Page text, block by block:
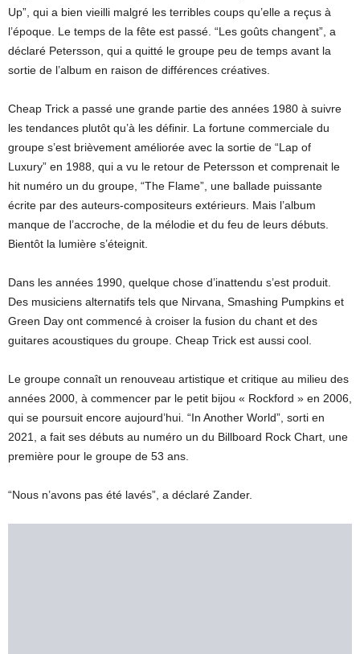
Up”, qui a bien vieilli malgré les terribles coups qu’elle a reçus à
l’époque. Le temps de la fête est passé. “Les goûts changent”, a
déclaré Petersson, qui a quitté le groupe peu de temps avant la
sortie de l’album en raison de différences créatives.
Cheap Trick a passé une grande partie des années 1980 à suivre
les tendances plutôt qu’à les définir. La fortune commerciale du
groupe s’est brièvement améliorée avec la sortie de “Lap of
Luxury” en 1988, qui a vu le retour de Petersson et comprenait le
hit numéro un du groupe, “The Flame”, une ballade puissante
écrite par des auteurs-compositeurs extérieurs. Mais l’album
manque de l’accroche, de la mélodie et du feu de leurs débuts.
Bientôt la lumière s’éteignit.
Dans les années 1990, quelque chose d’inattendu s’est produit.
Des musiciens alternatifs tels que Nirvana, Smashing Pumpkins et
Green Day ont commencé à croiser la fusion du chant et des
guitares acoustiques du groupe. Cheap Trick est aussi cool.
Le groupe connaît un renouveau artistique et critique au milieu des
années 2000, à commencer par le petit bijou « Rockford » en 2006,
qui se poursuit encore aujourd’hui. “In Another World”, sorti en
2021, a fait ses débuts au numéro un du Billboard Rock Chart, une
première pour le groupe de 53 ans.
“Nous n’avons pas été lavés”, a déclaré Zander.